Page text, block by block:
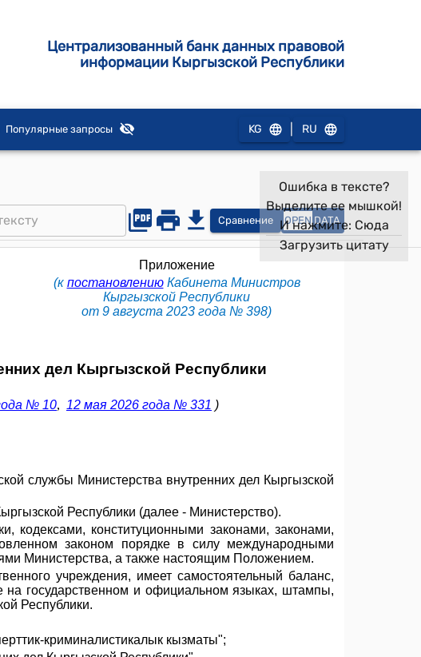
Централизованный банк данных правовой
информации Кыргызской Республики
Популярные запросы KG RU
Сравнение OPEN DATA
Ошибка в тексте?
Выделите ее мышкой!
И нажмите: Сюда
Загрузить цитату